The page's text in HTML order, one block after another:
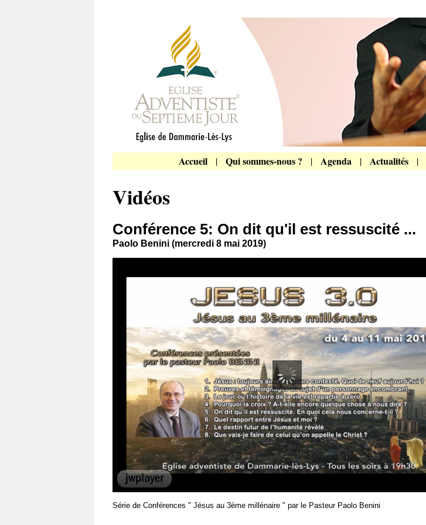
Accueil| Qui sommes-nous ? | Agenda | Actualités|
Vidéos
Conférence 5: On dit qu'il est ressuscité ...
Paolo Benini (mercredi 8 mai 2019)
00:00 00:00
Série de Conférences " Jésus au 3ème millénaire " par le Pasteur Paolo Benini